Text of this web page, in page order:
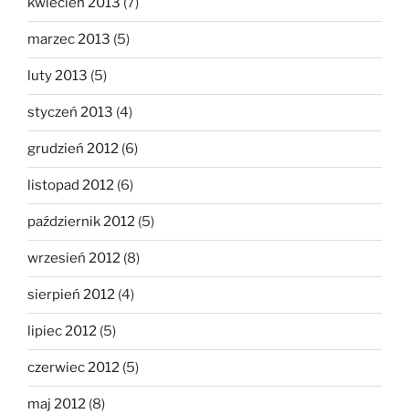
marzec 2013 (5)
luty 2013 (5)
styczeń 2013 (4)
grudzień 2012 (6)
listopad 2012 (6)
październik 2012 (5)
wrzesień 2012 (8)
sierpień 2012 (4)
lipiec 2012 (5)
czerwiec 2012 (5)
maj 2012 (8)